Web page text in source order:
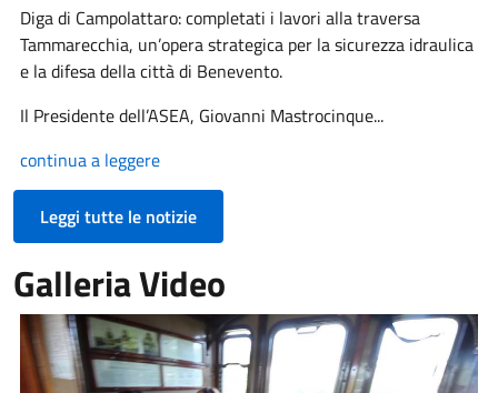
Diga di Campolattaro: completati i lavori alla traversa
Tammarecchia, un’opera strategica per la sicurezza idraulica
e la difesa della città di Benevento.
Il Presidente dell’ASEA, Giovanni Mastrocinque...
continua a leggere
Leggi tutte le notizie
Galleria Video